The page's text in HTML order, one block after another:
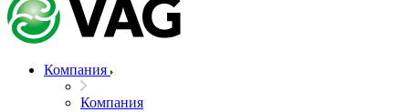
Компания
Компания